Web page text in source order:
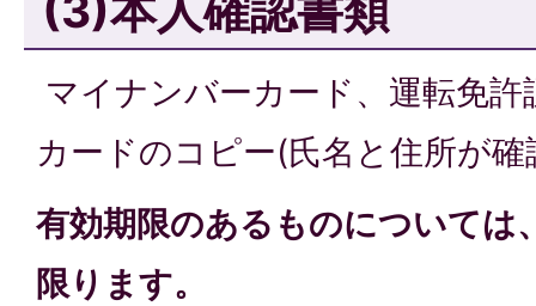
マイナンバーカード、運転免許
カードのコピー(氏名と住所が
有効期限のあるものについては
限ります。